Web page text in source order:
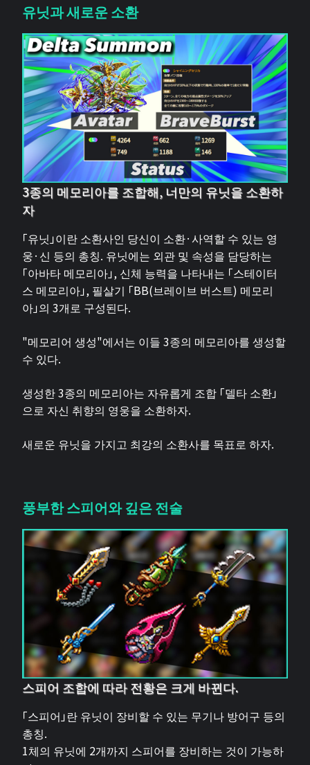
유닛과 새로운 소환
3종의 메모리아를 조합해, 너만의 유닛을 소환하
자
「유닛」이란 소환사인 당신이 소환·사역할 수 있는 영
웅·신 등의 총칭. 유닛에는 외관 및 속성을 담당하는
「아바타 메모리아」, 신체 능력을 나타내는 「스테이터
스 메모리아」, 필살기 「BB(브레이브 버스트) 메모리
아」의 3개로 구성된다.
"메모리어 생성"에서는 이들 3종의 메모리아를 생성할
수 있다.
생성한 3종의 메모리아는 자유롭게 조합 「델타 소환」
으로 자신 취향의 영웅을 소환하자.
새로운 유닛을 가지고 최강의 소환사를 목표로 하자.
풍부한 스피어와 깊은 전술
스피어 조합에 따라 전황은 크게 바뀐다.
「스피어」란 유닛이 장비할 수 있는 무기나 방어구 등의
총칭.
1체의 유닛에 2개까지 스피어를 장비하는 것이 가능하